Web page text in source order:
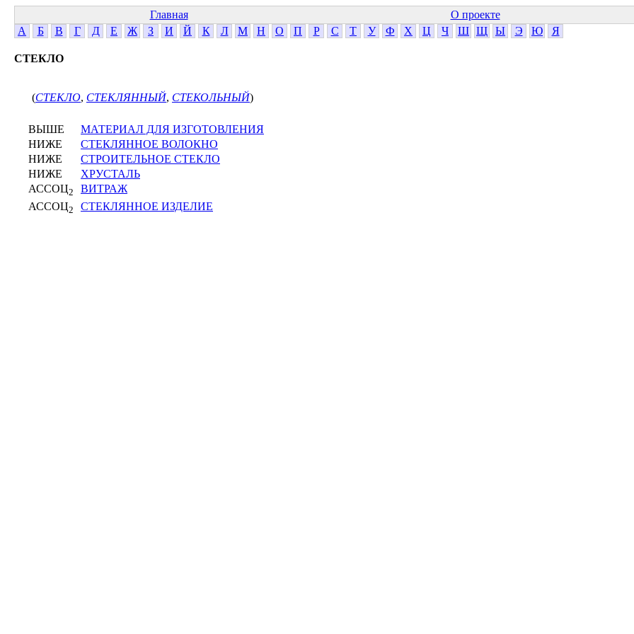
Главная О проекте
А
Б В Г Д Е Ж З И Й К Л М Н О П Р С Т У Ф Х Ц Ч Ш Щ Ы Э Ю Я
СТЕКЛО
(СТЕКЛО, СТЕКЛЯННЫЙ, СТЕКОЛЬНЫЙ)
ВЫШЕ
МАТЕРИАЛ ДЛЯ ИЗГОТОВЛЕНИЯ
НИЖЕ
СТЕКЛЯННОЕ ВОЛОКНО
НИЖЕ
СТРОИТЕЛЬНОЕ СТЕКЛО
НИЖЕ
ХРУСТАЛЬ
АССОЦ2
ВИТРАЖ
АССОЦ2 СТЕКЛЯННОЕ ИЗДЕЛИЕ